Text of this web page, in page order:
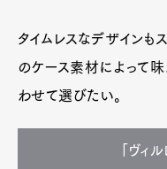
タイムレスなデザインも
のケース素材によって
わせて選びたい。
「ヴィ